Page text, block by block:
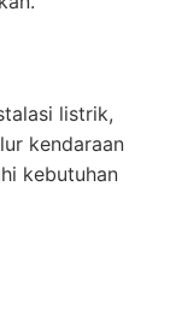
listrik,
kendaraan
kebutuhan